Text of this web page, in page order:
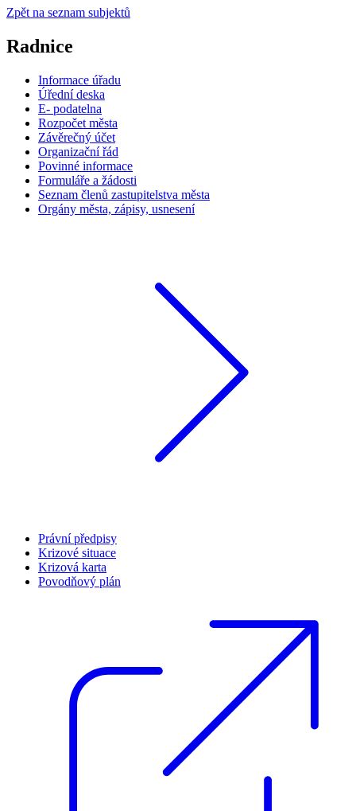
Zpět na seznam subjektů
Radnice
Informace úřadu
Úřední deska
E- podatelna
Rozpočet města
Závěrečný účet
Organizační řád
Povinné informace
Formuláře a žádosti
Seznam členů zastupitelstva města
Orgány města, zápisy, usnesení
Právní předpisy
Krizové situace
Krizová karta
Povodňový plán